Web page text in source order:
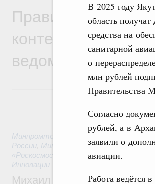
В 2025 году
область
средства на
санитарной
о
млн рублей
Правительства
Согласно
рублей, а в
заявили о
авиации.
Работа ведётся
контексте работы
ведомств
Минпромторг России
России Минсельхоз России,Минэнерго
«Роскосмос»
Госкорпорация «Росатом»
Инновации
Михаил Мишустин дал